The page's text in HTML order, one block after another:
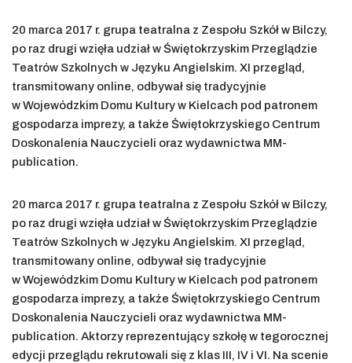
20 marca 2017 r. grupa teatralna z Zespołu Szkół w Bilczy,
po raz drugi wzięła udział w Świętokrzyskim Przeglądzie
Teatrów Szkolnych w Języku Angielskim. XI przegląd,
transmitowany online, odbywał się tradycyjnie
w Wojewódzkim Domu Kultury w Kielcach pod patronem
gospodarza imprezy, a także Świętokrzyskiego Centrum
Doskonalenia Nauczycieli oraz wydawnictwa MM-
publication.
20 marca 2017 r. grupa teatralna z Zespołu Szkół w Bilczy,
po raz drugi wzięła udział w Świętokrzyskim Przeglądzie
Teatrów Szkolnych w Języku Angielskim. XI przegląd,
transmitowany online, odbywał się tradycyjnie
w Wojewódzkim Domu Kultury w Kielcach pod patronem
gospodarza imprezy, a także Świętokrzyskiego Centrum
Doskonalenia Nauczycieli oraz wydawnictwa MM-
publication. Aktorzy reprezentujący szkołę w tegorocznej
edycji przeglądu rekrutowali się z klas III, IV i VI. Na scenie